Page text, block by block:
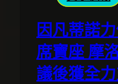
因凡蒂諾
席寶座 摩
議後獲全